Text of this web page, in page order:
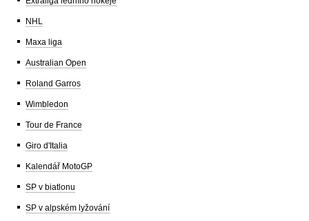
NHL
Maxa liga
Australian Open
Roland Garros
Wimbledon
Tour de France
Giro d'Italia
Kalendář MotoGP
SP v biatlonu
SP v alpském lyžování